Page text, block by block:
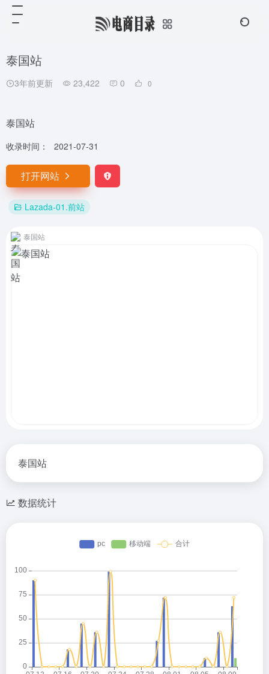
泰国站
3年前更新 23,422 0 0
泰国站
收录时间： 2021-07-31
打开网站
Lazada-01.前站
泰国站
泰国站
数据统计